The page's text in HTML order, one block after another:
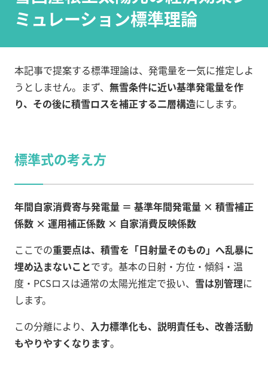
ミュレーション標準理論
本記事で提案する標準理論は、発電量を一気に推定しよ
うとしません。まず、 無雪条件に近い基準発電量を作
り、その後に積雪ロスを補正する二層構造にします。
標準式の考え方
年間自家消費寄与発電量 ＝ 基準年間発電量 × 積雪補正
係数 × 運用補正係数 × 自家消費反映係数
ここでの重要点は、積雪を「日射量そのもの」へ乱暴に
埋め込まないことです。基本の日射・方位・傾斜・温
度・PCSロスは通常の太陽光推定で扱い、 雪は別管理に
します。
この分離により、 入力標準化も、説明責任も、改善活動
もやりやすくなります。